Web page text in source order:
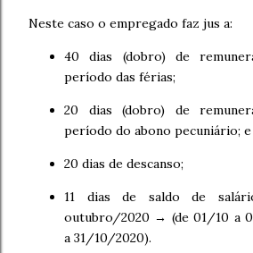
Neste caso o empregado faz jus a:
40 dias (dobro) de
período das férias;
20 dias (dobro) de
período do abono pecuniário; e
20 dias de descanso;
11 dias de saldo de
outubro/2020 → (de 01/10 a
a 31/10/2020).